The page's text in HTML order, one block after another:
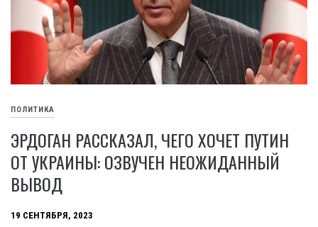
ПОЛИТИКА
ЭРДОГАН РАССКАЗАЛ, ЧЕГО ХОЧЕТ ПУТИН
ОТ УКРАИНЫ: ОЗВУЧЕН НЕОЖИДАННЫЙ
ВЫВОД
19 СЕНТЯБРЯ, 2023